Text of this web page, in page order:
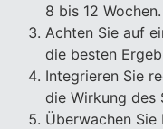
8 bis 12 Wochen.
Achten Sie auf
die besten
Integrieren Sie
die Wirkung des
Überwachen Sie